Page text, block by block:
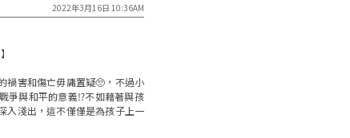
2022年3月16日 10:36AM
禍害和傷亡毋庸置疑🥺，不過小
爭與和平的意義⁉️不如藉著與孩
入淺出，這不僅僅是為孩子上一